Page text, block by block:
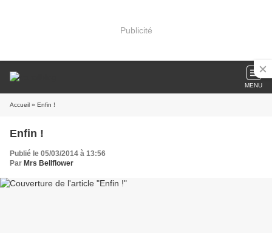
Publicité
MENU
Accueil » Enfin !
Enfin !
Publié le 05/03/2014 à 13:56
Par Mrs Bellflower